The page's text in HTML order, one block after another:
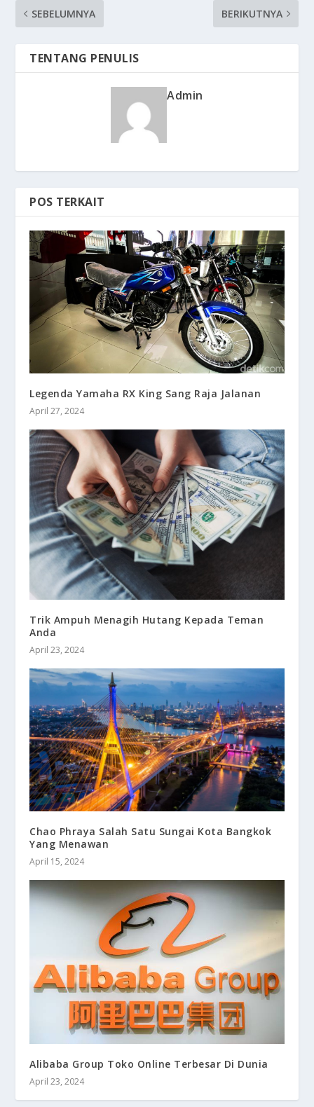
SEBELUMNYA BERIKUTNYA
TENTANG PENULIS
Admin
POS TERKAIT
Legenda Yamaha RX King Sang Raja Jalanan
April 27, 2024
Trik Ampuh Menagih Hutang Kepada Teman
Anda
April 23, 2024
Chao Phraya Salah Satu Sungai Kota Bangkok
Yang Menawan
April 15, 2024
Alibaba Group Toko Online Terbesar Di Dunia
April 23, 2024